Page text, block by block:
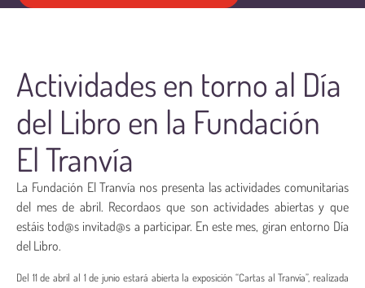
Actividades en torno al Día
del Libro en la Fundación
El Tranvía
La Fundación El Tranvía nos presenta las actividades comunitarias
del mes de abril. Recordaos que son actividades abiertas y que
estáis tod@s invitad@s a participar. En este mes, giran entorno Día
del Libro.
Del 11 de abril al 1 de junio estará abierta la exposición “Cartas al Tranvía”, realizada